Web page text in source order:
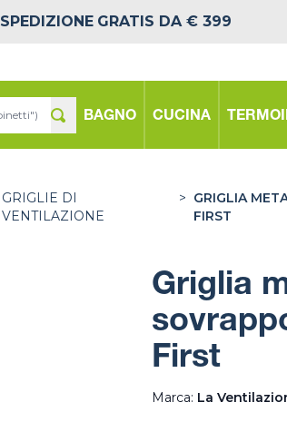
SPEDIZIONE GRATIS DA € 399
BAGNO CUCINA
GRIGLIE DI
VENTILAZIONE
> GRIGLIA
FIRST
Griglia
First
Marca: La